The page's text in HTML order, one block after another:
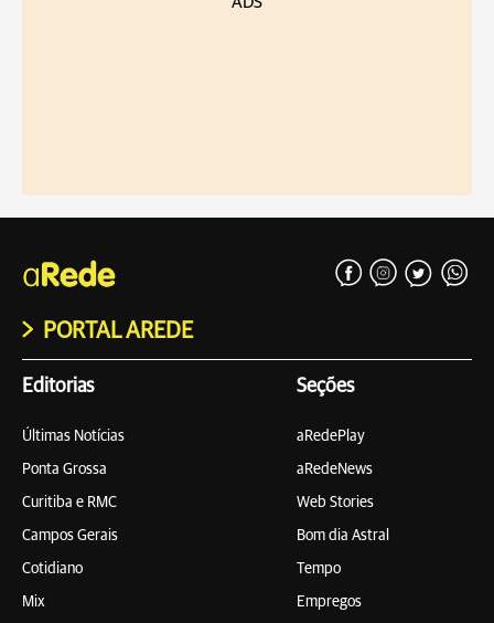
PORTAL AREDE
Editorias
Últimas Notícias
Ponta Grossa
Curitiba e RMC
Campos Gerais
Cotidiano
Mix
Seções
aRedePlay
aRedeNews
Web Stories
Bom dia Astral
Tempo
Empregos